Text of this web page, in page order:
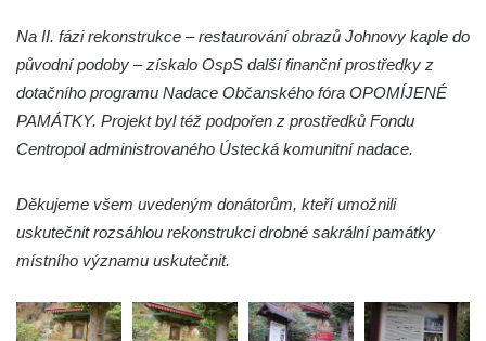
Hřbitovní kaple v Šumburku nad Desnou –
Tanvaldu
Kostel svatého Františka z Assisi v Tanvaldu
Riedlova hrobka v Desné
Křečanech
Márnice nového hřbitova ve Starých
Křečanech
Kostel Nalezení svatého Kříže v Dubé
Na II. fázi rekonstrukce – restaurování obrazů Johnovy kaple do
původní podoby – získalo OspS další finanční prostředky z
dotačního programu Nadace Občanského fóra OPOMÍJENÉ
PAMÁTKY. Projekt byl též podpořen z prostředků Fondu
Centropol administrovaného Ústecká komunitní nadace.
Děkujeme všem uvedeným donátorům, kteří umožnili
uskutečnit rozsáhlou rekonstrukci drobné sakrální památky
místního významu uskutečnit.